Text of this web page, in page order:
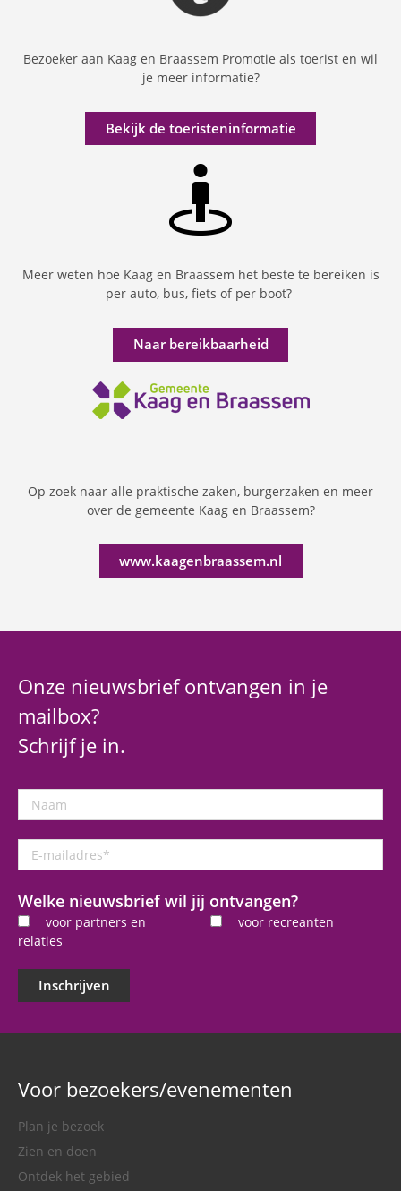
Bezoeker aan Kaag en Braassem Promotie als toerist en wil
je meer informatie?
Bekijk de toeristeninformatie
Meer weten hoe Kaag en Braassem het beste te bereiken is
per auto, bus, fiets of per boot?
Naar bereikbaarheid
Op zoek naar alle praktische zaken, burgerzaken en meer
over de gemeente Kaag en Braassem?
www.kaagenbraassem.nl
Onze nieuwsbrief ontvangen in je
mailbox?
Schrijf je in.
Naam
mailadres
Welke nieuwsbrief wil jij ontvangen?
voor partners en
relaties
voor recreanten
Inschrijven
Voor bezoekers/evenementen
Plan je bezoek
Zien en doen
Ontdek het gebied